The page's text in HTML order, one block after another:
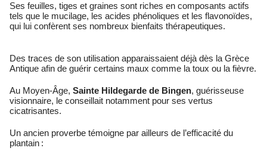
Ses feuilles, tiges et graines sont riches en composants actifs
tels que le mucilage, les acides phénoliques et les flavonoïdes,
qui lui confèrent ses nombreux bienfaits thérapeutiques.
Des traces de son utilisation apparaissaient déjà dès la Grèce
Antique afin de guérir certains maux comme la toux ou la fièvre.
Au Moyen-Âge, Sainte Hildegarde de Bingen, guérisseuse
visionnaire, le conseillait notamment pour ses vertus
cicatrisantes.
Un ancien proverbe témoigne par ailleurs de l’efficacité du
plantain :